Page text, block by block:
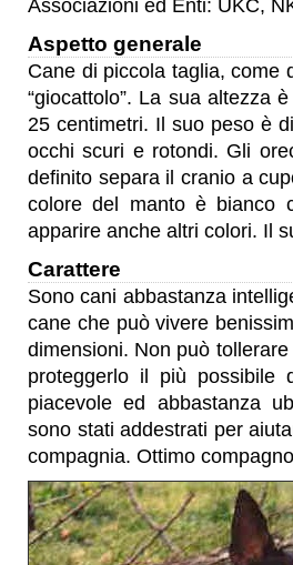
Associazioni ed Enti: UKC,
Aspetto generale
Cane di piccola taglia, come
“giocattolo”. La sua altezza
25 centimetri. Il suo peso è
occhi scuri e rotondi. Gli
definito separa il cranio a
colore del manto è bianco
apparire anche altri colori. Il
Carattere
Sono cani abbastanza
cane che può vivere
dimensioni. Non può
proteggerlo il più possibile
piacevole ed abbastanza
sono stati addestrati per
compagnia. Ottimo